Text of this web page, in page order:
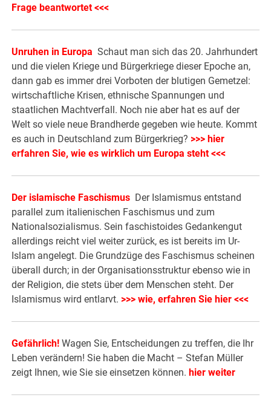
Frage beantwortet <<<
Unruhen in Europa Schaut man sich das 20. Jahrhundert
und die vielen Kriege und Bürgerkriege dieser Epoche an,
dann gab es immer drei Vorboten der blutigen Gemetzel:
wirtschaftliche Krisen, ethnische Spannungen und
staatlichen Machtverfall. Noch nie aber hat es auf der
Welt so viele neue Brandherde gegeben wie heute. Kommt
es auch in Deutschland zum Bürgerkrieg? >>> hier
erfahren Sie, wie es wirklich um Europa steht <<<
Der islamische Faschismus Der Islamismus entstand
parallel zum italienischen Faschismus und zum
Nationalsozialismus. Sein faschistoides Gedankengut
allerdings reicht viel weiter zurück, es ist bereits im Ur-
Islam angelegt. Die Grundzüge des Faschismus scheinen
überall durch; in der Organisationsstruktur ebenso wie in
der Religion, die stets über dem Menschen steht. Der
Islamismus wird entlarvt. >>> wie, erfahren Sie hier <<<
Gefährlich! Wagen Sie, Entscheidungen zu treffen, die Ihr
Leben verändern! Sie haben die Macht – Stefan Müller
zeigt Ihnen, wie Sie sie einsetzen können. hier weiter